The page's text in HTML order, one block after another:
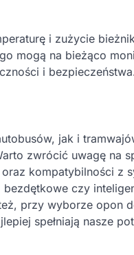
i zużycie
mogą na bieżąco
i
jak i
zwrócić uwagę na
kompatybilności z
czy
przy wyborze opon
spełniają nasze